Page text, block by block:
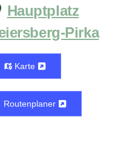
Hauptplatz
Pirka
Karte
Routenplaner